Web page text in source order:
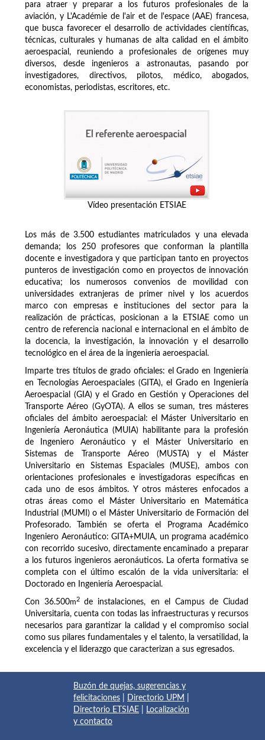
para atraer y preparar a los futuros profesionales de la
aviación, y L'Académie de l'air et de l'espace (AAE) francesa,
que busca favorecer el desarrollo de actividades científicas,
técnicas, culturales y humanas de alta calidad en el ámbito
aeroespacial, reuniendo a profesionales de orígenes muy
diversos, desde ingenieros a astronautas, pasando por
investigadores, directivos, pilotos, médico, abogados,
economistas, periodistas, escritores, etc.
Vídeo presentación ETSIAE
Los más de 3.500 estudiantes matriculados y una elevada
demanda; los 250 profesores que conforman la plantilla
docente e investigadora y que participan tanto en proyectos
punteros de investigación como en proyectos de innovación
educativa; los numerosos convenios de movilidad con
universidades extranjeras de primer nivel y los acuerdos
marco con empresas e instituciones del sector para la
realización de prácticas, posicionan a la ETSIAE como un
centro de referencia nacional e internacional en el ámbito de
la docencia, la investigación, la innovación y el desarrollo
tecnológico en el área de la ingeniería aeroespacial.
Imparte tres títulos de grado oficiales: el Grado en Ingeniería
en Tecnologías Aeroespaciales (GITA), el Grado en Ingeniería
Aeroespacial (GIA) y el Grado en Gestión y Operaciones del
Transporte Aéreo (GyOTA). A ellos se suman, tres másteres
oficiales del ámbito aeroespacial: el Máster Universitario en
Ingeniería Aeronáutica (MUIA) habilitante para la profesión
de Ingeniero Aeronáutico y el Máster Universitario en
Sistemas de Transporte Aéreo (MUSTA) y el Máster
Universitario en Sistemas Espaciales (MUSE), ambos con
orientaciones profesionales e investigadoras específicas en
cada uno de esos ámbitos. Y otros másteres enfocados a
otras áreas como el Máster Universitario en Matemática
Industrial (MUMI) o el Máster Universitario de Formación del
Profesorado. También se oferta el Programa Académico
Ingeniero Aeronáutico: GITA+MUIA, un programa académico
con recorrido sucesivo, directamente encaminado a preparar
a los futuros ingenieros aeronáuticos. La oferta formativa se
completa con el último escalón de la vida universitaria: el
Doctorado en Ingeniería Aeroespacial.
Con 36.500m2
de instalaciones, en el Campus de Ciudad
Universitaria, cuenta con todas las infraestructuras y recursos
necesarios para garantizar la calidad y el compromiso social
como sus pilares fundamentales y el talento, la versatilidad, la
excelencia y el liderazgo que caracterizan a sus egresados.
Buzón de quejas, sugerencias y
felicitaciones
Directorio UPM
Directorio ETSIAE
Localización
y contacto